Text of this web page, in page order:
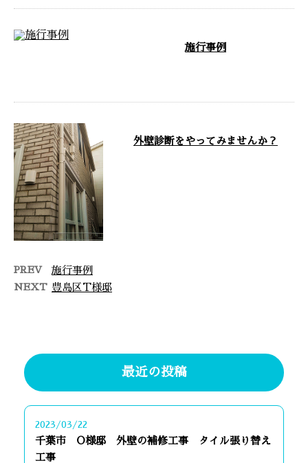
施行事例
外壁診断をやってみませんか？
PREV 施行事例
NEXT 豊島区T様邸
最近の投稿
2023/03/22
千葉市 O様邸 外壁の補修工事 タイル張り替え
工事